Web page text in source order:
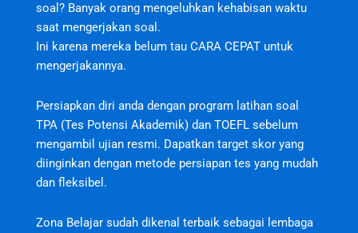
soal? Banyak orang mengeluhkan kehabisan waktu
saat mengerjakan soal.
Ini karena mereka belum tau CARA CEPAT untuk
mengerjakannya.
Persiapkan diri anda dengan program latihan soal
TPA (Tes Potensi Akademik) dan TOEFL sebelum
mengambil ujian resmi. Dapatkan target skor yang
diinginkan dengan metode persiapan tes yang mudah
dan fleksibel.
Zona Belajar sudah dikenal terbaik sebagai lembaga